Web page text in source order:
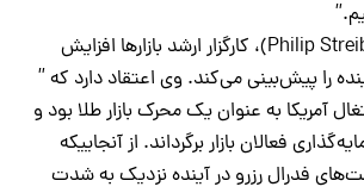
(Philip Streible)، کارگزار ارشد بازارها افزایش
را پیش‌بینی می‌کند. وی اعتقاد دارد که ”
آمریکا به عنوان یک محرک بازار طلا بود و
فعالان بازار برگرداند. از آنجاییکه
فدرال رزرو در آینده نزدیک به شدت